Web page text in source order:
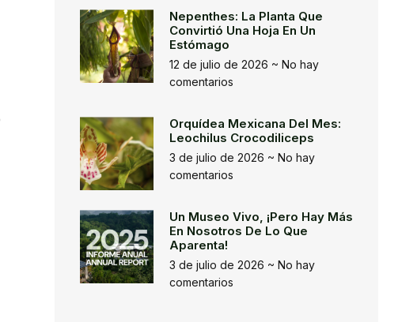
Nepenthes: La Planta Que
Convirtió Una Hoja En Un
Estómago
12 de julio de 2026
No hay
comentarios
Orquídea Mexicana Del Mes:
Leochilus Crocodiliceps
3 de julio de 2026
No hay
comentarios
Un Museo Vivo, ¡pero Hay Más
En Nosotros De Lo Que
Aparenta!
3 de julio de 2026
No hay
comentarios